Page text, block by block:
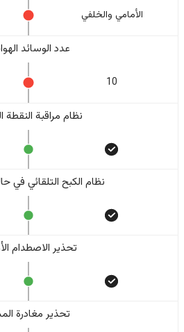
الأمامي والخلفي
عدد الوسائد
10
نظام مراقبة النقطة
نظام الكبح التلقائي في
تحذير الاصطدام
تحذير مغادرة